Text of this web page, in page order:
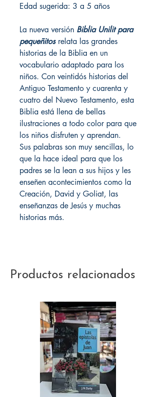
Edad sugerida: 3 a 5 años
La nueva versión Biblia Unilit para
pequeñitosrelata las grandes
historias de la Biblia en un
vocabulario adaptado para los
niños. Con veintidós historias del
Antiguo Testamento y cuarenta y
cuatro del Nuevo Testamento, esta
Biblia está llena de bellas
ilustraciones a todo color para que
los niños disfruten y aprendan.
Sus palabras son muy sencillas, lo
que la hace ideal para que los
padres se la lean a sus hijos y les
enseñen acontecimientos como la
Creación, David y Goliat, las
enseñanzas de Jesús y muchas
historias más.
Productos relacionados